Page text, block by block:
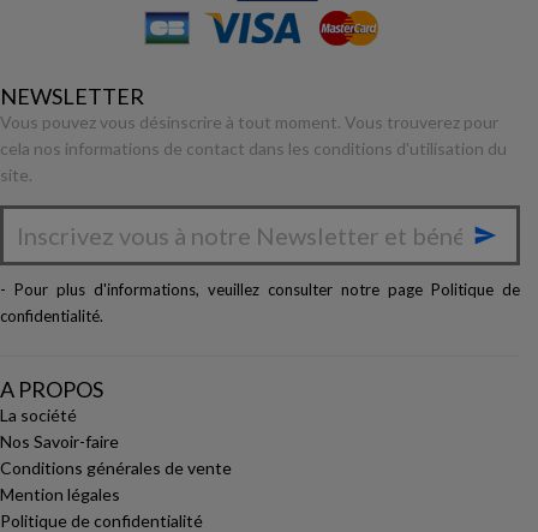
NEWSLETTER
Vous pouvez vous désinscrire à tout moment. Vous trouverez pour
cela nos informations de contact dans les conditions d'utilisation du
site.

- Pour plus d'informations, veuillez consulter notre page Politique de
confidentialité.
A PROPOS
La société
Nos Savoir-faire
Conditions générales de vente
Mention légales
Politique de confidentialité